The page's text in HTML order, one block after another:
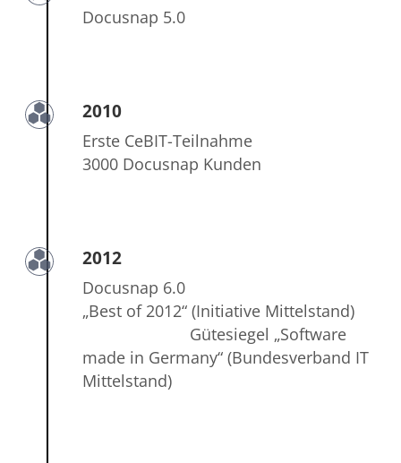
Docusnap 5.0
2010
Erste CeBIT-Teilnahme
3000 Docusnap Kunden
2012
Docusnap 6.0
„Best of 2012“ (Initiative Mittelstand)
Gütesiegel „Software
made in Germany“ (Bundesverband IT
Mittelstand)